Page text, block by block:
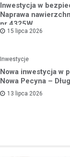
Inwestycja w
Naprawa
nr 4325W
15 lipca 2026
Inwestycje
Nowa inwestycja w
Nowa Pecyna –
13 lipca 2026